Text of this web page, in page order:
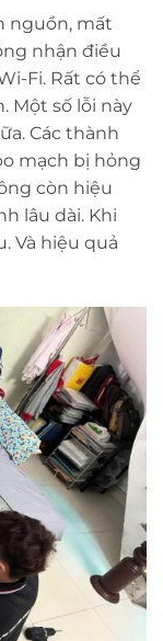
nguồn, mất
nhận điều
Fi. Rất có thể
Một số lỗi này
Các thành
mạch bị hỏng
còn hiệu
lâu dài. Khi
Và hiệu quả